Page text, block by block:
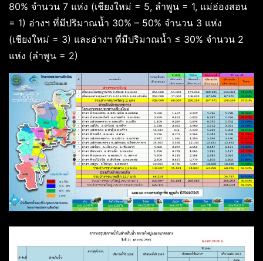
80% จำนวน 7 แห่ง (เชียงใหม่ = 5, ลำพูน = 1, แม่ฮ่องสอน
= 1) อ่างฯ ที่มีปริมาณน้ำ 30% – 50% จำนวน 3 แห่ง
(เชียงใหม่ = 3) และอ่างฯ ที่มีปริมาณน้ำ ≤ 30% จำนวน 2
แห่ง (ลำพูน = 2)